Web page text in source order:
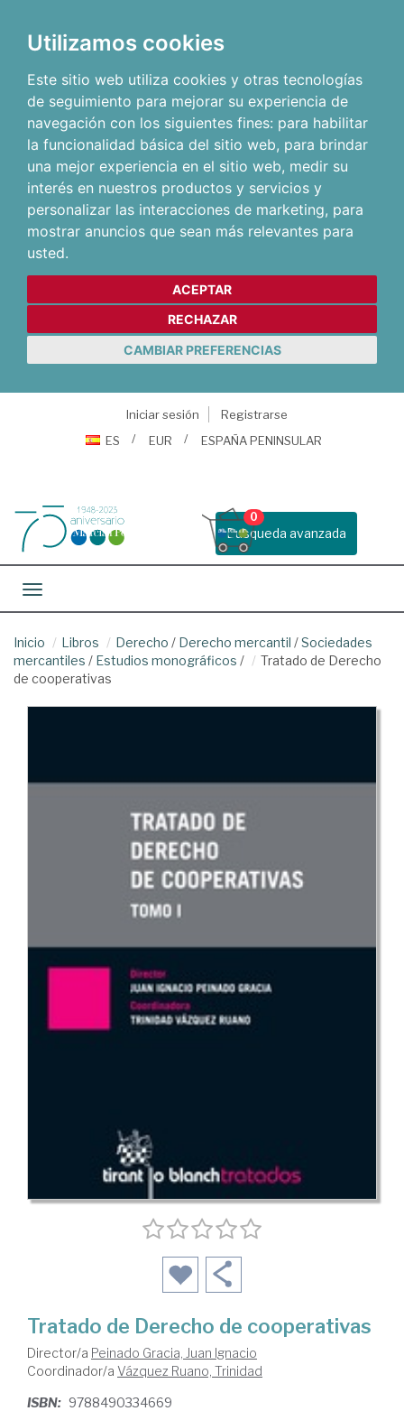
Utilizamos cookies
Este sitio web utiliza cookies y otras tecnologías
de seguimiento para mejorar su experiencia de
navegación con los siguientes fines: para habilitar
la funcionalidad básica del sitio web, para brindar
una mejor experiencia en el sitio web, medir su
interés en nuestros productos y servicios y
personalizar las interacciones de marketing, para
mostrar anuncios que sean más relevantes para
usted.
ACEPTAR
RECHAZAR
CAMBIAR PREFERENCIAS
Iniciar sesión
Registrarse
ES
EUR ESPAÑA PENINSULAR
Busqueda avanzada
0
Toggle navigation
Inicio Libros Derecho / Derecho mercantil /Sociedades
mercantiles / Estudios monográficos /
Tratado de Derecho
de cooperativas
Tratado de Derecho de cooperativas
Director/a Peinado Gracia, Juan Ignacio
Coordinador/a Vázquez Ruano, Trinidad
ISBN: 9788490334669